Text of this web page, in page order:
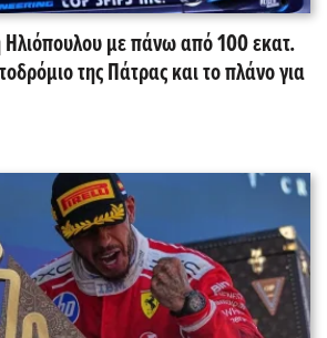
Ηλιόπουλου με πάνω από 100 εκατ.